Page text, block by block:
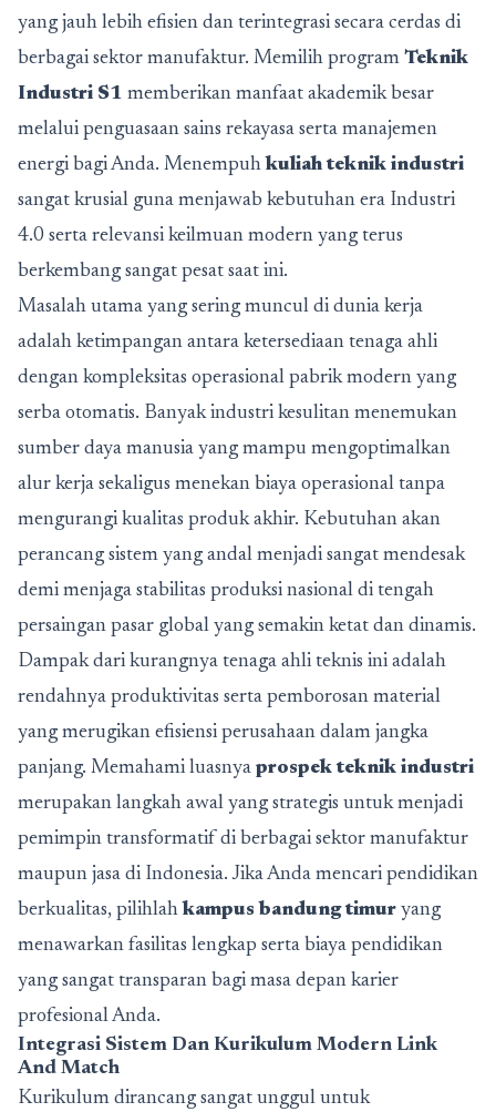
yang jauh lebih efisien dan terintegrasi secara cerdas di
berbagai sektor manufaktur. Memilih program Teknik
Industri S1 memberikan manfaat akademik besar
melalui penguasaan sains rekayasa serta manajemen
energi bagi Anda. Menempuh kuliah teknik industri
sangat krusial guna menjawab kebutuhan era Industri
4.0 serta relevansi keilmuan modern yang terus
berkembang sangat pesat saat ini.
Masalah utama yang sering muncul di dunia kerja
adalah ketimpangan antara ketersediaan tenaga ahli
dengan kompleksitas operasional pabrik modern yang
serba otomatis. Banyak industri kesulitan menemukan
sumber daya manusia yang mampu mengoptimalkan
alur kerja sekaligus menekan biaya operasional tanpa
mengurangi kualitas produk akhir. Kebutuhan akan
perancang sistem yang andal menjadi sangat mendesak
demi menjaga stabilitas produksi nasional di tengah
persaingan pasar global yang semakin ketat dan dinamis.
Dampak dari kurangnya tenaga ahli teknis ini adalah
rendahnya produktivitas serta pemborosan material
yang merugikan efisiensi perusahaan dalam jangka
panjang. Memahami luasnya prospek teknik industri
merupakan langkah awal yang strategis untuk menjadi
pemimpin transformatif di berbagai sektor manufaktur
maupun jasa di Indonesia. Jika Anda mencari pendidikan
berkualitas, pilihlah kampus bandung timur yang
menawarkan fasilitas lengkap serta biaya pendidikan
yang sangat transparan bagi masa depan karier
profesional Anda.
Integrasi Sistem Dan Kurikulum Modern Link
And Match
Kurikulum dirancang sangat unggul untuk